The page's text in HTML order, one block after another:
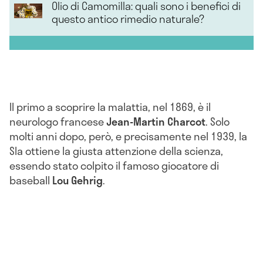
Olio di Camomilla: quali sono i benefici di
questo antico rimedio naturale?
Il primo a scoprire la malattia, nel 1869, è il
neurologo franceseJean-Martin Charcot. Solo
molti anni dopo, però, e precisamente nel 1939, la
Sla ottiene la giusta attenzione della scienza,
essendo stato colpito il famoso giocatore di
baseball Lou Gehrig.